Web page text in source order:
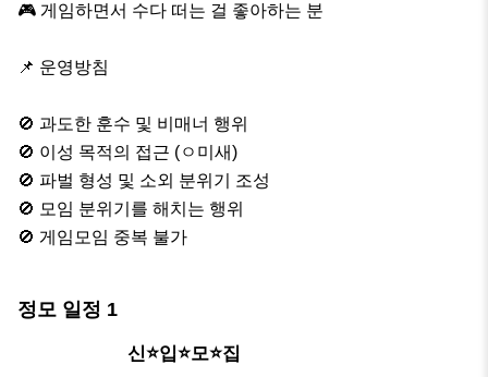
🎮 게임하면서 수다 떠는 걸 좋아하는 분
📌 운영방침
🚫 과도한 훈수 및 비매너 행위
🚫 이성 목적의 접근 (ㅇ미새)
🚫 파벌 형성 및 소외 분위기 조성
🚫 모임 분위기를 해치는 행위
🚫 게임모임 중복 불가
정모 일정 1
신⭐️입⭐️모⭐️집